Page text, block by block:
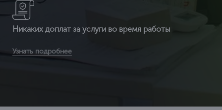
Никаких доплат за услуги во время работы
являемся федеральной компанией и можем позволить
Узнать подробнее